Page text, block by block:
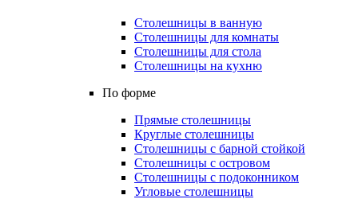
Столешницы в ванную
Столешницы для комнаты
Столешницы для стола
Столешницы на кухню
По форме
Прямые столешницы
Круглые столешницы
Столешницы с барной стойкой
Столешницы с островом
Столешницы с подоконником
Угловые столешницы